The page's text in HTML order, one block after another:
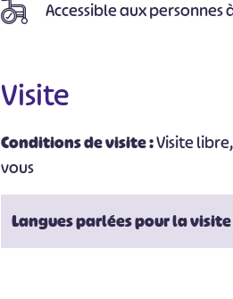
Accessible aux
Visite
Conditions de visite :Visite
vous
Langues parlées pour la visite